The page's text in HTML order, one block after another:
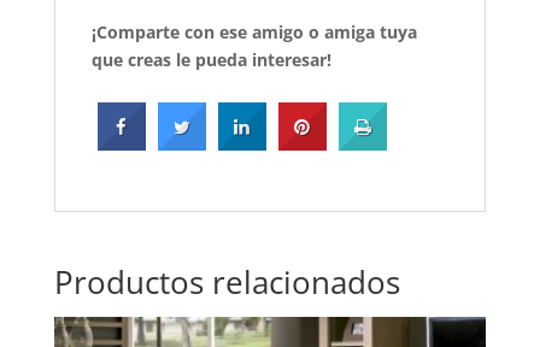
¡Comparte con ese amigo o amiga tuya
que creas le pueda interesar!
Productos relacionados